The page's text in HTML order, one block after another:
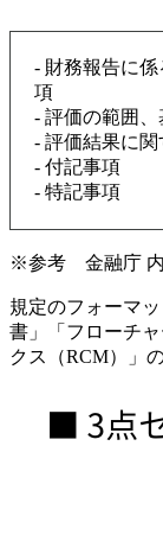
- 財務報告に
項
- 評価の範囲
- 評価結果に
- 付記事項
- 特記事項
※参考 金融庁 内
規定のフォーマ
書」「フローチ
クス（RCM）」